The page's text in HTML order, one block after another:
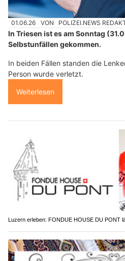
01.06.26 VON POLIZEI.NEWS
In Triesen ist es am Sonntag
Selbstunfällen gekommen.
In beiden Fällen standen die
Person wurde verletzt.
Weiterlesen
Luzern erleben: FONDUE HOUSE DU PONT